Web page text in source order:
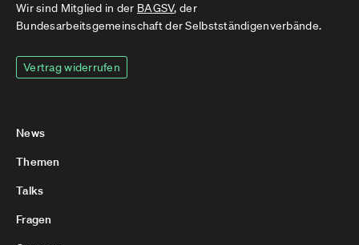
Wir sind Mitglied in der BAGSV, der
Bundesarbeitsgemeinschaft der Selbstständigenverbände.
Vertrag widerrufen
News
Themen
Talks
Fragen